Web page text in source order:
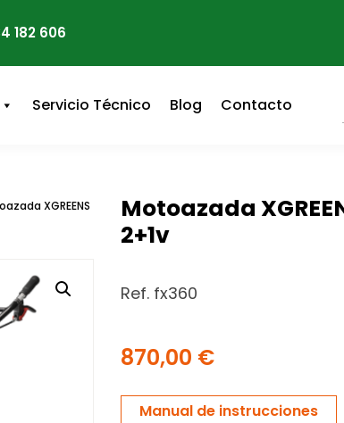
182 606
Servicio Técnico Blog Contacto
XGREENS
Motoazada
2+1v
Ref. fx360
870,00 €
Manual de instrucciones